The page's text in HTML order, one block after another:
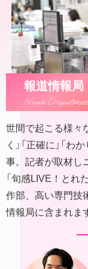
報道情報局
News Department
世間で起こる様々
く」「正確に」「
事。記者が取材し
「旬感LIVE！とれ
作部、高い専門技
情報局に含まれま